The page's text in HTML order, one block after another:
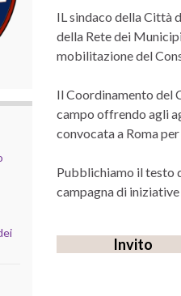
IL sindaco della Città
della Rete dei
mobilitazione del
Il Coordinamento del
campo offrendo agli
convocata a Roma
Pubblichiamo il testo
campagna di
Invito